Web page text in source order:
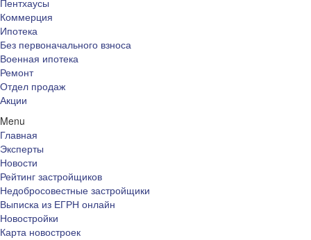
Пентхаусы
Коммерция
Ипотека
Без первоначального взноса
Военная ипотека
Ремонт
Отдел продаж
Акции
Menu
Главная
Эксперты
Новости
Рейтинг застройщиков
Недобросовестные застройщики
Выписка из ЕГРН онлайн
Новостройки
Карта новостроек